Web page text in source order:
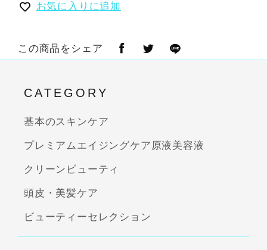
お気に入りに追加
この商品をシェア
CATEGORY
基本のスキンケア
プレミアムエイジングケア原液美容液
クリーンビューティ
頭皮・美髪ケア
ビューティーセレクション